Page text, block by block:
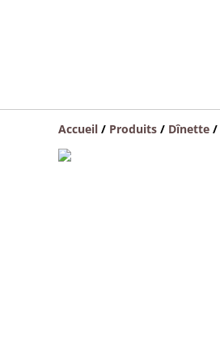
Accueil / Produits / Dînette /